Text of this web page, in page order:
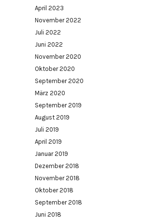
April 2023
November 2022
Juli 2022
Juni 2022
November 2020
Oktober 2020
September 2020
März 2020
September 2019
August 2019
Juli 2019
April 2019
Januar 2019
Dezember 2018
November 2018
Oktober 2018
September 2018
Juni 2018